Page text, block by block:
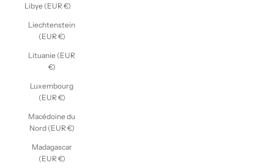
Libye (EUR €)
Liechtenstein
(EUR €)
Lituanie (EUR
€)
Luxembourg
(EUR €)
Macédoine du
Nord (EUR €)
Madagascar
(EUR €)